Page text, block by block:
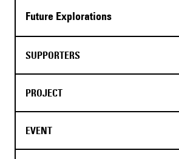
Future Explorations
SUPPORTERS
PROJECT
EVENT